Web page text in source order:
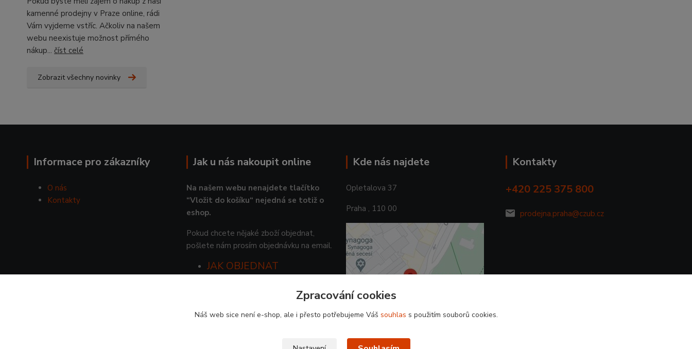
kamenné prodejny v Praze online, rádi
Vám vyjdeme vstříc. Ačkoliv na našem
webu neexistuje možnost přímého
nákup... číst celé
Zobrazit všechny novinky
Informace pro zákazníky
O nás
Kontakty
Jak u nás nakoupit online
Na našem webu nenajdete tlačítko
“Vložit do košíku“ nejedná se totiž o
eshop.
Pokud chcete nějaké zboží objednat,
pošlete nám prosím objednávku na email.
JAK OBJEDNAT
Kde nás najdete
Opletalova 37
Praha , 110 00
Kontakty
+420 225 375 800
prodejna.praha@czub.cz
Zpracování cookies
Náš web sice není e-shop, ale i přesto potřebujeme Váš souhlas s použitím souborů cookies.